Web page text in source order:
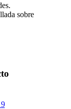
sobre